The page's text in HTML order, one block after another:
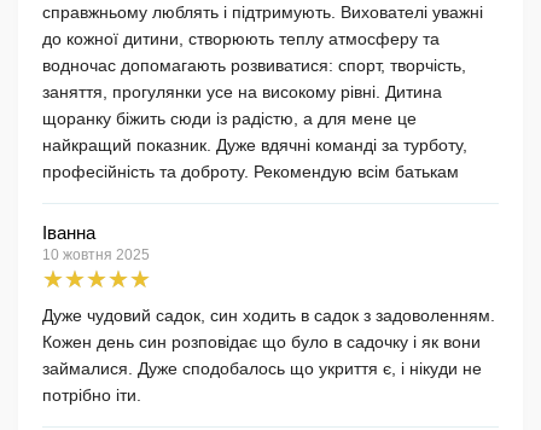
справжньому люблять і підтримують. Вихователі уважні
до кожної дитини, створюють теплу атмосферу та
водночас допомагають розвиватися: спорт, творчість,
заняття, прогулянки усе на високому рівні. Дитина
щоранку біжить сюди із радістю, а для мене це
найкращий показник. Дуже вдячні команді за турботу,
професійність та доброту. Рекомендую всім батькам
Іванна
10 жовтня 2025
Дуже чудовий садок, син ходить в садок з задоволенням.
Кожен день син розповідає що було в садочку і як вони
займалися. Дуже сподобалось що укриття є, і нікуди не
потрібно іти.